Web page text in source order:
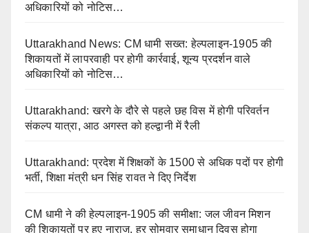
अधिकारियों को नोटिस…
Uttarakhand News: CM धामी सख्त: हेल्पलाइन-1905 की
शिकायतों में लापरवाही पर होगी कार्रवाई, शून्य प्रदर्शन वाले
अधिकारियों को नोटिस…
Uttarakhand: खरगे के दौरे से पहले छह विस में होगी परिवर्तन
संकल्प यात्रा, आठ अगस्त को हल्द्वानी में रैली
Uttarakhand: प्रदेश में शिक्षकों के 1500 से अधिक पदों पर होगी
भर्ती, शिक्षा मंत्री धन सिंह रावत ने दिए निर्देश
CM धामी ने की हेल्पलाइन-1905 की समीक्षा: जल जीवन मिशन
की शिकायतों पर हुए नाराज, हर सोमवार समाधान दिवस होगा